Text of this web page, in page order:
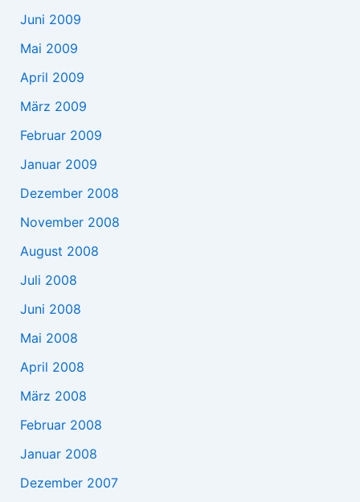
Juni 2009
Mai 2009
April 2009
März 2009
Februar 2009
Januar 2009
Dezember 2008
November 2008
August 2008
Juli 2008
Juni 2008
Mai 2008
April 2008
März 2008
Februar 2008
Januar 2008
Dezember 2007